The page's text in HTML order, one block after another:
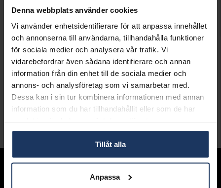
Denna webbplats använder cookies
Vi använder enhetsidentifierare för att anpassa innehållet
och annonserna till användarna, tillhandahålla funktioner
för sociala medier och analysera vår trafik. Vi
vidarebefordrar även sådana identifierare och annan
information från din enhet till de sociala medier och
annons- och analysföretag som vi samarbetar med.
Dessa kan i sin tur kombinera informationen med annan
information som du har tillhandahållit eller som de har
Tillåt alla
Anpassa
Öppet köp i 30 dagar vid onlineköp.
INFO
BREDD CA (MM)
3
LÄNGD CA (CM)
0,5
VARUMÄRKE
Hallbergs Guld
MATERIAL
Guld
ÄDELMETALL
18K Gold
VIKT CA (GRAM)
0.09
Andra köpte även